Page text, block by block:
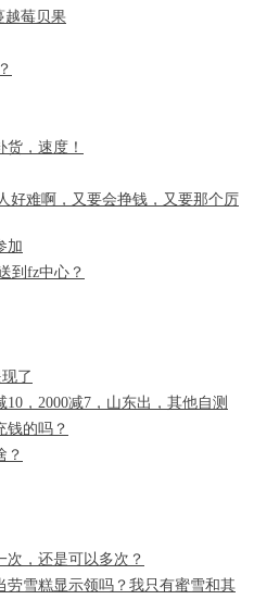
越莓贝果
货，速度！
好难啊，又要会挣钱，又要那个厉
加
到fz中心？
了
，2000减7，山东出，其他自测
钱的吗？
？
次，还是可以多次？
劳雪糕显示领吗？我只有蜜雪和其